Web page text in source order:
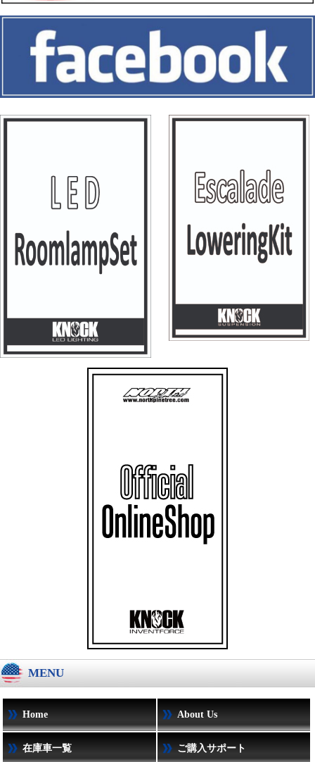
MENU
Home About Us
在庫車一覧 ご購入サポート